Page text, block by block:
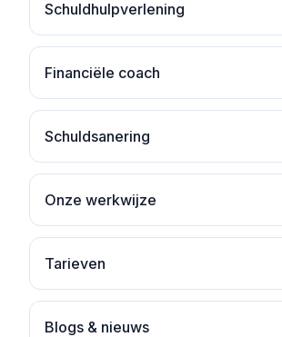
Schuldhulpverlening
Financiële coach
Schuldsanering
Onze werkwijze
Tarieven
Blogs & nieuws